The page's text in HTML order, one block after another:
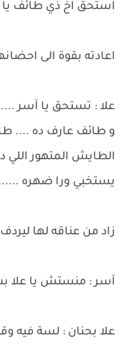
استحق اخ ذي طائف يا
اعادته بقوة الى
علا : تستحق يا آسر
و طائف عارف ده ....
الطايش المتهور اللي
يستخبي ورا ضهره
زاد من عناقه لها ليردف
آسر : منستش يا علا
علا بحنان : لسة فيه